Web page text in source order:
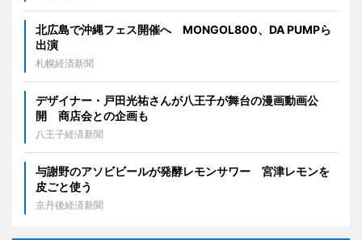
北広島で沖縄フェス開催へ MONGOL800、DA PUMPら
出演
札幌経済新聞
デザイナー・戸田光祐さんが八王子が舞台の漫画動画公
開 商店会との企画も
八王子経済新聞
与謝野のアソビビールが発酵レモンサワー 宮津レモンを
皮ごと使う
京丹後経済新聞